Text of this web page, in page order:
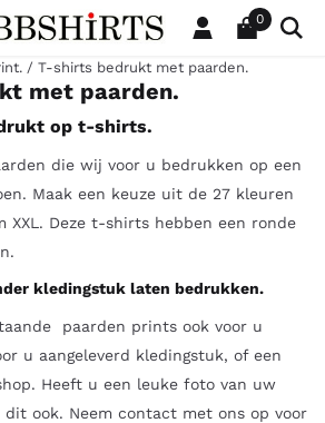
beschikbaar. Kies instellingen of sta
0
/ T-shirts bedrukt met paarden.
met paarden.
op t-shirts.
die wij voor u bedrukken op een
Maak een keuze uit de 27 kleuren
XXL. Deze t-shirts hebben een ronde
kledingstuk laten bedrukken.
paarden prints ook voor u
u aangeleverd kledingstuk, of een
Heeft u een leuke foto van uw
dit ook. Neem contact met ons op voor